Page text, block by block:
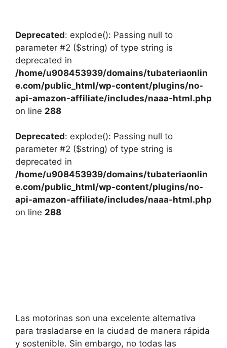
Deprecated: explode(): Passing null to
parameter #2 ($string) of type string is
deprecated in
/home/u908453939/domains/tubateriaonlin
e.com/public_html/wp-content/plugins/no-
api-amazon-affiliate/includes/naaa-html.php
on line 288
Deprecated: explode(): Passing null to
parameter #2 ($string) of type string is
deprecated in
/home/u908453939/domains/tubateriaonlin
e.com/public_html/wp-content/plugins/no-
api-amazon-affiliate/includes/naaa-html.php
on line 288
Las motorinas son una excelente alternativa
para trasladarse en la ciudad de manera rápida
y sostenible. Sin embargo, no todas las